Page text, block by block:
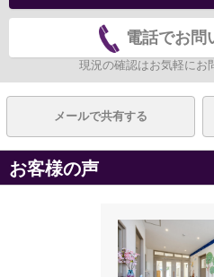
電話でお問
現況の確認はお気軽にお
メールで共有する
お客様の声